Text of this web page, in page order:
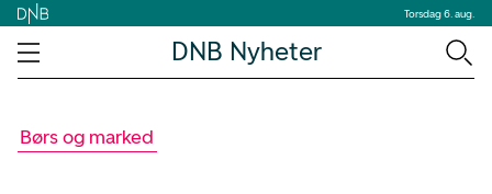
Torsdag 6. aug.
DNB Nyheter
Børs og marked